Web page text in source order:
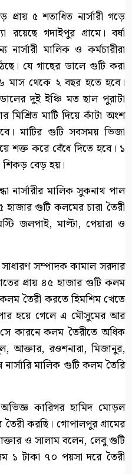
প্রায় ৫ শতাধিত নার্সারী গড়ে
রয়েছে গদাইপুর গ্রামে। বর্ষা
মালিক ও কর্মচারীরা
যে গাছের ডালে গুটি করা
মাস থেকে ২ বছর হতে হবে।
দুই ইঞ্চি মত ছাল পুরাটা
মাটি দিয়ে কাঁটা অংশ
মাটির গুটি সবসময় ভিজা
শক্ত করে বেঁধে দিতে হবে। ১
শিকড় বেড় হয়।
নার্সারীর মালিক সুকনাথ পাল
হাজার গুটি কলমের চারা তৈরী
জলপাই, মাল্টা, পেয়ারা ও
সাধারণ সম্পাদক কামাল সরদার
প্রায় ৪৫ হাজার গুটি কলম
তৈরী করতে হিমশিম খেতে
হয়ে গেলে এ মৌসুমের আর
কারনে কলম তৈরীতে অধিক
আক্তার, রওশনারা, মিজানুর,
মালিক গুটি কলম তৈরি
কারিগর হামিদ মোড়ল
তৈরী করছি। গোপালপুর গ্রামের
ও সালাম বলেন, লেবু গুটি
১ টাকা ৭০ পয়সা দরে তৈরী